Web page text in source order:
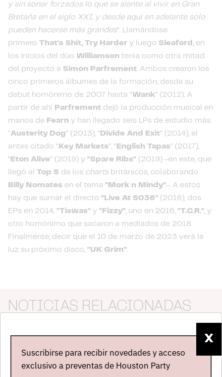
y sin sonar forzados lo que se siente al vivir en Gran
Bretaña en el siglo XXI, y desde aquí en adelante solo
pueden hacerse más grandes”. Llamándose
primero That's Shit, Try Harder y luego Sleaford , en
los inicios del dúo Williamson tenía como otra mitad
del proyecto a Simon Parfrement. Ambos crearon los
cinco primeros álbumes de la formación, desde su
debut homónimo de 2007 hasta “Wank” (2012). A
partir de ahí
Parfrement dejó la producción musical en
manos de Fearn y han llegado seis LPs de estudio más:
“Austerity Dog” (2013), “ Divide And Exit” (2014), el
antes citado “ Key Markets”, “ English Tapas” (2017),
“ Eton Alive” (2019) y "Spare Ribs" (2019) -en este, que
llegó al Top 5 de los chartsbritánicos, colaborando
Billy Nomates en el tema "Mork n Mindy"-. A estos
hay que sumar el directo "Live At S036" (2016), dos
EPs en 2014, "Tiswas" y "Fizzy", uno en 2016, "T.C.R.", y
otro homónimo que sacaron a mediados de 2018.
Finalmente, decir que el 10 de marzo de 2023 verá la
luz su próximo disco, "UK Grim".
NOTICIAS RELACIONADAS
X
Suscribirse para recibir novedades y acceso
exclusivo a preventas de Houston Party